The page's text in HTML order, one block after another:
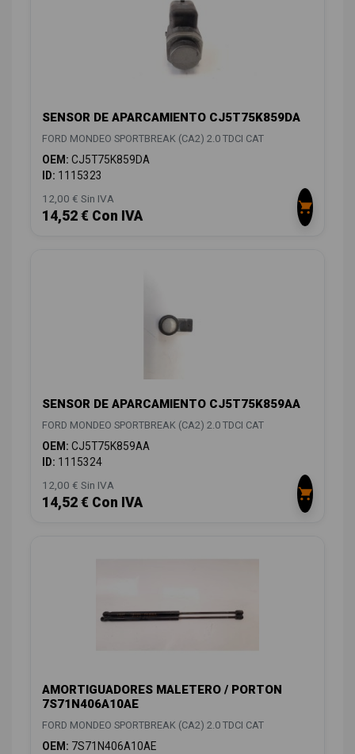
SENSOR DE APARCAMIENTO CJ5T75K859DA
FORD MONDEO SPORTBREAK (CA2) 2.0 TDCI CAT
OEM: CJ5T75K859DA
ID: 1115323
12,00 € Sin IVA
14,52 € Con IVA
SENSOR DE APARCAMIENTO CJ5T75K859AA
FORD MONDEO SPORTBREAK (CA2) 2.0 TDCI CAT
OEM: CJ5T75K859AA
ID: 1115324
12,00 € Sin IVA
14,52 € Con IVA
AMORTIGUADORES MALETERO / PORTON
7S71N406A10AE
FORD MONDEO SPORTBREAK (CA2) 2.0 TDCI CAT
OEM: 7S71N406A10AE